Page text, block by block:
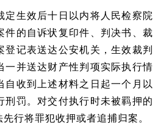
定生效后十日以内将人民检察院
件的自诉状复印件、判决书、裁
登记表送达公安机关，生效裁判
一并送达财产性判项实际执行情
自收到上述材料之日起一个月以
刑罚。对交付执行时未被羁押的
行将罪犯收押或者追捕归案。